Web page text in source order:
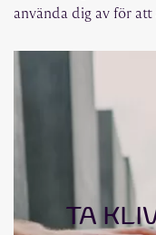
använda dig av för
TA